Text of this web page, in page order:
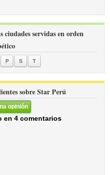
servidas en orden
P S T
sobre Star Perú
opinión
en 4 comentarios